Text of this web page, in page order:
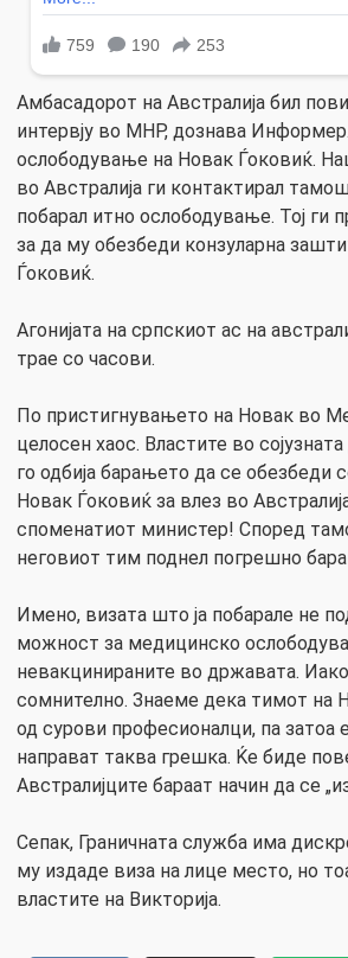
Амбасадорот на Австралија бил
интервју во МНР, дознава
ослободување на Новак Ѓоковиќ.
во Австралија ги контактирал
побарал итно ослободување. Тој ги
за да му обезбеди конзуларна
Ѓоковиќ.
Агонијата на српскиот ас на
трае со часови.
По пристигнувањето на Новак во
целосен хаос. Властите во
го одбија барањето да се обезбеди
Новак Ѓоковиќ за влез во
споменатиот министер! Според
неговиот тим поднел погрешно
Имено, визата што ја побарале не
можност за медицинско
невакцинираните во државата.
сомнително. Знаеме дека тимот на
од сурови професионалци, па затоа
направат таква грешка. Ќе биде
Австралијците бараат начин да се
Сепак, Граничната служба има
му издаде виза на лице место, но
властите на Викторија.